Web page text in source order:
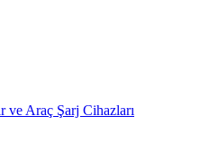
ve Araç Şarj Cihazları